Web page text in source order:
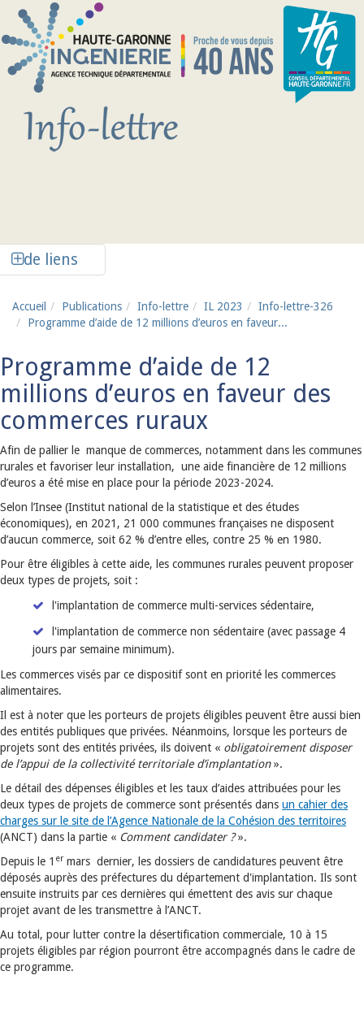
Aller au contenu principal
de liens
Accueil Publications Info-lettre IL 2023
Info-lettre-326
Programme d’aide de 12 millions d’euros en faveur...
Programme d’aide de 12
millions d’euros en faveur des
commerces ruraux
Afin de pallier le manque de commerces, notamment dans les communes
rurales et favoriser leur installation, une aide financière de 12 millions
d’euros a été mise en place pour la période 2023-2024.
Selon l’Insee (Institut national de la statistique et des études
économiques), en 2021, 21 000 communes françaises ne disposent
d’aucun commerce, soit 62 % d’entre elles, contre 25 % en 1980.
Pour être éligibles à cette aide, les communes rurales peuvent proposer
deux types de projets, soit :
l'implantation de commerce multi-services sédentaire,
l'implantation de commerce non sédentaire (avec passage 4
jours par semaine minimum).
Les commerces visés par ce dispositif sont en priorité les commerces
alimentaires.
Il est à noter que les porteurs de projets éligibles peuvent être aussi bien
des entités publiques que privées. Néanmoins, lorsque les porteurs de
projets sont des entités privées, ils doivent « obligatoirement disposer
de l’appui de la collectivité territoriale d’implantation».
Le détail des dépenses éligibles et les taux d’aides attribuées pour les
deux types de projets de commerce sont présentés dans un cahier des
charges sur le site de l’Agence Nationale de la Cohésion des territoires
(ANCT) dans la partie « Comment candidater ?».
Depuis le 1 er mars dernier, les dossiers de candidatures peuvent être
déposés auprès des préfectures du département d'implantation. Ils sont
ensuite instruits par ces dernières qui émettent des avis sur chaque
projet avant de les transmettre à l’ANCT.
Au total, pour lutter contre la désertification commerciale, 10 à 15
projets éligibles par région pourront être accompagnés dans le cadre de
ce programme.